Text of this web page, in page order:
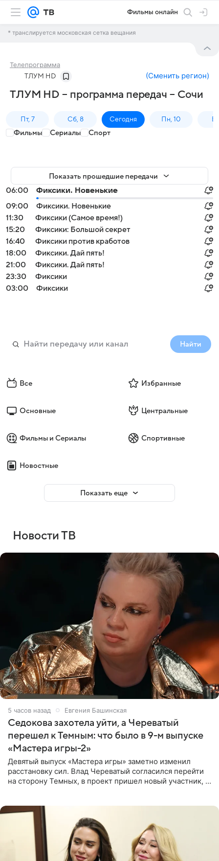
Фильмы онлайн
* транслируется московская сетка вещания
Телепрограмма
ТЛУМ HD (Сменить регион)
ТЛУМ HD – программа передач – Сочи
Пт, 7 Сб, 8 Сегодня Пн, 10
Фильмы Сериалы Спорт
Показать прошедшие передачи
06:00
Фиксики. Новенькие
09:00
Фиксики. Новенькие
11:30
Фиксики (Самое время!)
15:20
Фиксики: Большой секрет
16:40
Фиксики против кработов
18:00
Фиксики. Дай пять!
21:00
Фиксики. Дай пять!
23:30
Фиксики
03:00
Фиксики
Найти
Все Избранные
Основные Центральные
Фильмы и Сериалы Спортивные
Новостные
Показать еще
Новости ТВ
5 часов назад Евгения Башинская
Седокова захотела уйти, а Череватый
перешел к Темным: что было в 9-м выпуске
«Мастера игры-2»
Девятый выпуск «Мастера игры» заметно изменил
расстановку сил. Влад Череватый согласился перейти
на сторону Темных, в проект пришел новый участник, а